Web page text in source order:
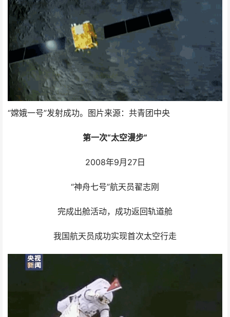
“嫦娥一号”发射成功。图片来源：共青团中央
第一次“太空漫步”
2008年9月27日
“神舟七号”航天员翟志刚
完成出舱活动，成功返回轨道舱
我国航天员成功实现首次太空行走